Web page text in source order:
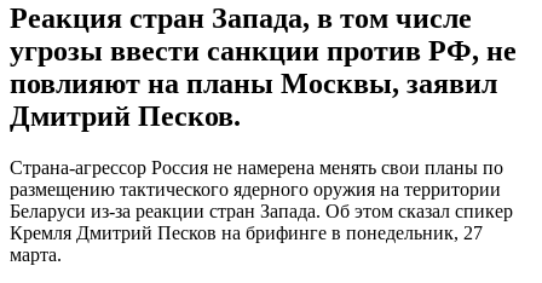
Реакция стран Запада, в том числе
угрозы ввести санкции против РФ, не
повлияют на планы Москвы, заявил
Дмитрий Песков.
Страна-агрессор Россия не намерена менять свои планы по
размещению тактического ядерного оружия на территории
Беларуси из-за реакции стран Запада. Об этом сказал спикер
Кремля Дмитрий Песков на брифинге в понедельник, 27
марта.